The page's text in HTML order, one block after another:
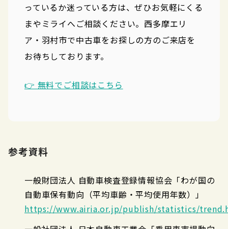
っているか迷っている方は、ぜひお気軽にくる
まやミライへご相談ください。西多摩エリ
ア・羽村市で中古車をお探しの方のご来店を
お待ちしております。
👉 無料でご相談はこちら
参考資料
一般財団法人 自動車検査登録情報協会「わが国の
自動車保有動向（平均車齢・平均使用年数）」
https://www.airia.or.jp/publish/statistics/